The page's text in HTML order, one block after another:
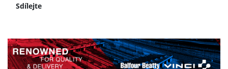
Sdílejte